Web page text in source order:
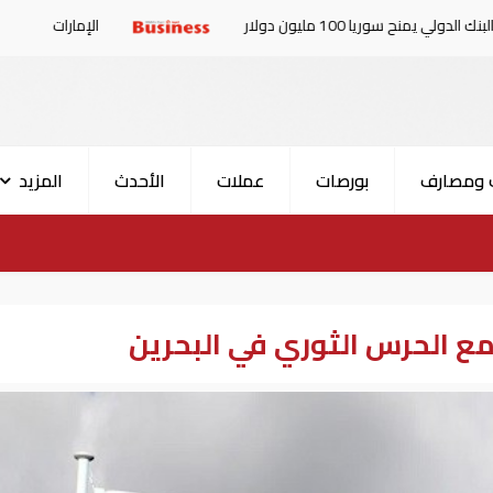
100 مليون دولار الإمارات والبرلمان
ومصارف بورصات عملات الأحدث المزيد